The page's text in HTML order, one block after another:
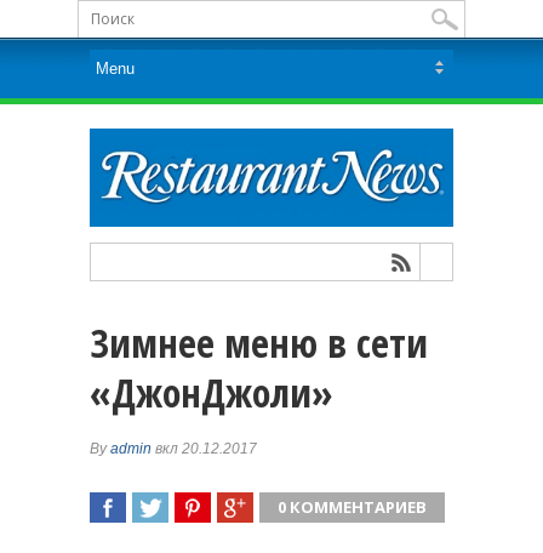
Зимнее меню в сети
«ДжонДжоли»
Byadmin вкл 20.12.2017
0 КОММЕНТАРИЕВ